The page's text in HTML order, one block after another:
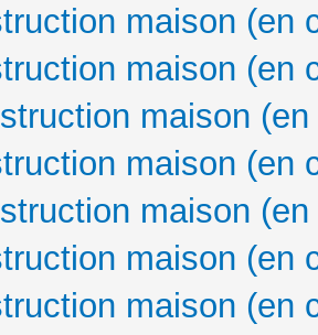
maison (en
maison (en
maison
maison (en
maison
maison (en
maison (en